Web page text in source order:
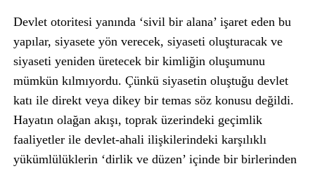
Devlet otoritesi yanında ‘sivil bir alana’ işaret eden bu
yapılar, siyasete yön verecek, siyaseti oluşturacak ve
siyaseti yeniden üretecek bir kimliğin oluşumunu
mümkün kılmıyordu. Çünkü siyasetin oluştuğu devlet
katı ile direkt veya dikey bir temas söz konusu değildi.
Hayatın olağan akışı, toprak üzerindeki geçimlik
faaliyetler ile devlet-ahali ilişkilerindeki karşılıklı
yükümlülüklerin ‘dirlik ve düzen’ içinde bir birlerinden